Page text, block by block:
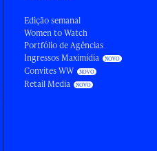
Edição semanal
Women to Watch
Portfólio de Agências
Ingressos Maximídia
Convites WW
Retail Media